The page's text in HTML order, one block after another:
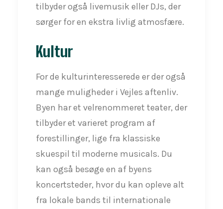
tilbyder også livemusik eller DJs, der
sørger for en ekstra livlig atmosfære.
Kultur
For de kulturinteresserede er der også
mange muligheder i Vejles aftenliv.
Byen har et velrenommeret teater, der
tilbyder et varieret program af
forestillinger, lige fra klassiske
skuespil til moderne musicals. Du
kan også besøge en af byens
koncertsteder, hvor du kan opleve alt
fra lokale bands til internationale